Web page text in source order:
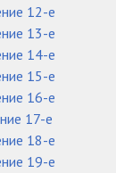
12-е
13-е
14-е
15-е
16-е
17-е
18-е
19-е